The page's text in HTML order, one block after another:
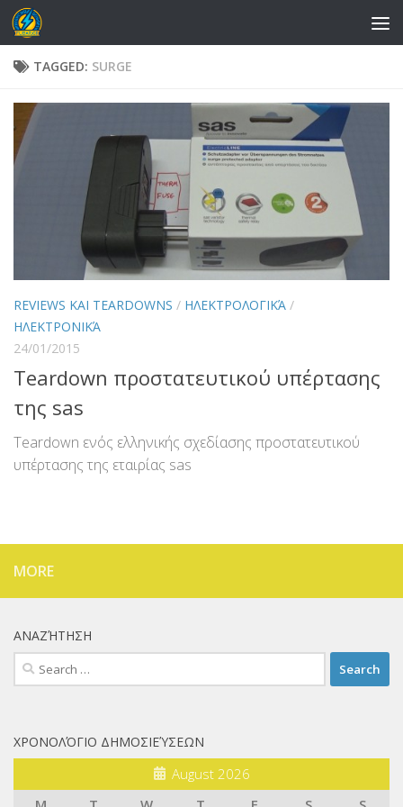
Skip to content
TAGGED: SURGE
REVIEWS ΚΑΙ TEARDOWNS / ΗΛΕΚΤΡΟΛΟΓΙΚΆ /
ΗΛΕΚΤΡΟΝΙΚΆ
24/01/2015
Teardown προστατευτικού υπέρτασης
της sas
Teardown ενός ελληνικής σχεδίασης προστατευτικού
υπέρτασης της εταιρίας sas
MORE
ΑΝΑΖΉΤΗΣΗ
Search
for:
ΧΡΟΝΟΛΌΓΙΟ ΔΗΜΟΣΙΕΎΣΕΩΝ
August 2026